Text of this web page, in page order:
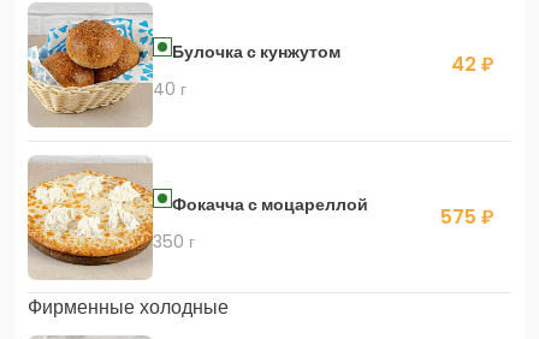
Булочка с кунжутом
40 г
42 ₽
Фокачча с моцареллой
350 г
575 ₽
Фирменные холодные